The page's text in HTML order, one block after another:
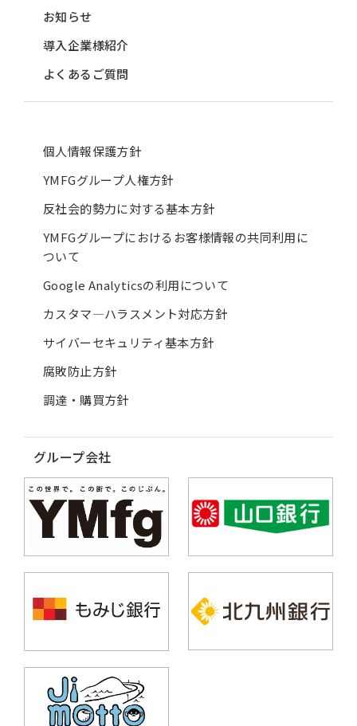
お知らせ
導入企業様紹介
よくあるご質問
個人情報保護方針
YMFGグループ人権方針
反社会的勢力に対する基本方針
YMFGグループにおけるお客様情報の共同利用に
ついて
Google Analyticsの利用について
カスタマ―ハラスメント対応方針
サイバーセキュリティ基本方針
腐敗防止方針
調達・購買方針
グループ会社